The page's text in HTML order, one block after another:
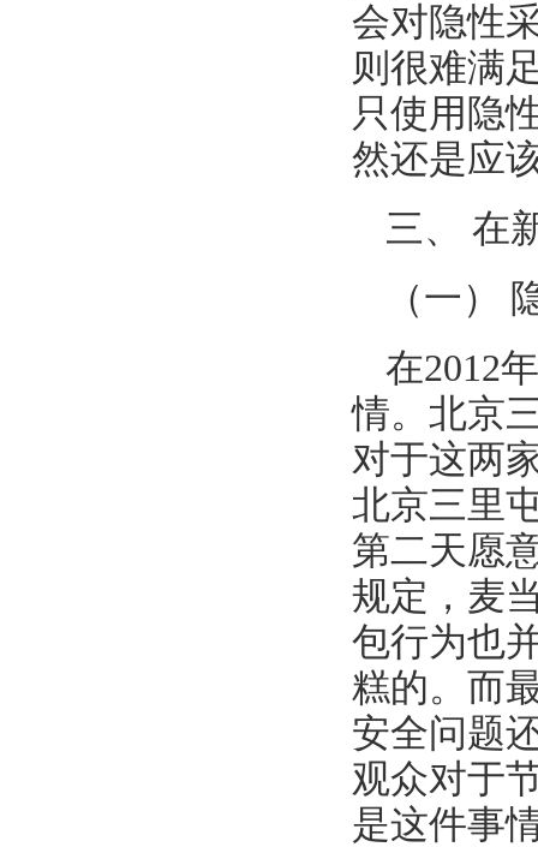
会对隐性
则很难满
只使用隐
然还是应
三、 在
（一）
在2012
情。北京
对于这两
北京三里
第二天愿
规定，麦
包行为也
糕的。而
安全问题
观众对于
是这件事